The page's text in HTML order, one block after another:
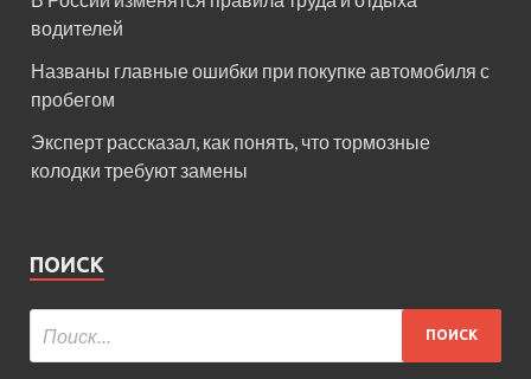
водителей
Названы главные ошибки при покупке автомобиля с
пробегом
Эксперт рассказал, как понять, что тормозные
колодки требуют замены
ПОИСК